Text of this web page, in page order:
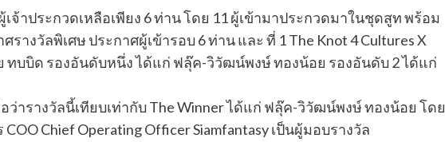
จ้าประกวดเหลือเพียง 6 ท่าน โดย 11 ผู้เข้ามาประกวดมาในชุดสูท พร้อม
างวัลพิเศษ ประกาศผู้เข้ารอบ 6 ท่าน และ ที่ 1 The Knot 4 Cultures X
ย ทบบิด รองอันดับหนึ่ง ได้แก่ ฟลุ๊ค-วิวัฒน์พงษ์ ทองน้อย รองอันดับ 2 ได้แก่
อว่ารางวัลนี้เทียบเท่ากับ The Winner ได้แก่ ฟลุ๊ค-วิวัฒน์พงษ์ ทองน้อย โดย
Chief Operating Officer Siamfantasy เป็นผู้มอบรางวัล